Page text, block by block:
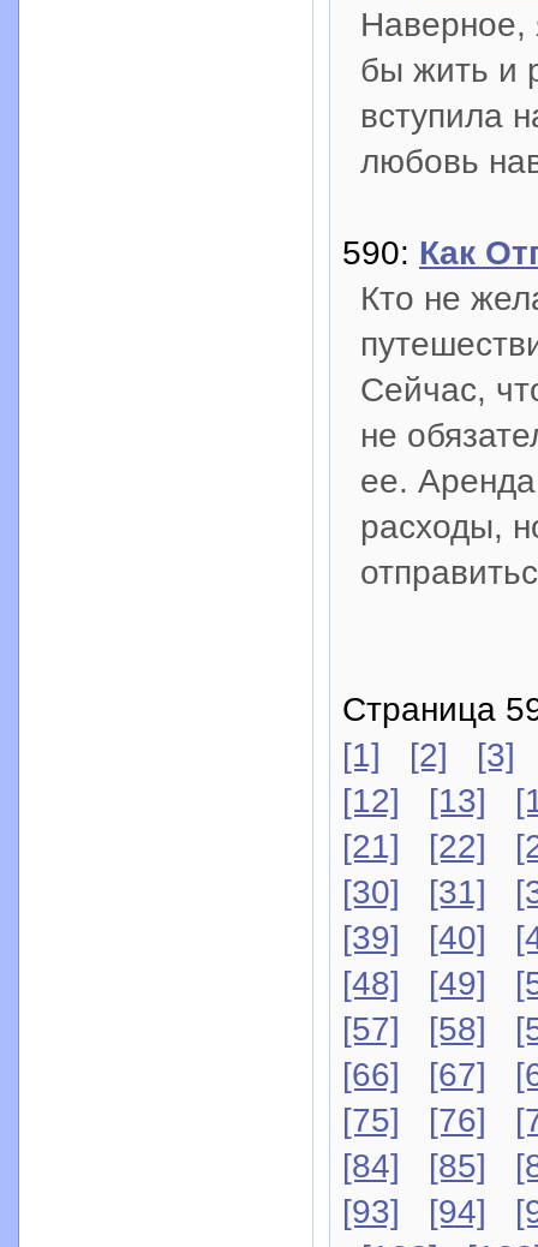
Наверное,
бы жить и
вступила
любовь
590: Как
Кто не
Сейчас,
не
ее. Аренда
расходы,
Страница
[1]
[2]
[3]
[12]
[13]
[21]
[22]
[30]
[31]
[39]
[40]
[48]
[49]
[57]
[58]
[66]
[67]
[75]
[76]
[84]
[85]
[93]
[94]